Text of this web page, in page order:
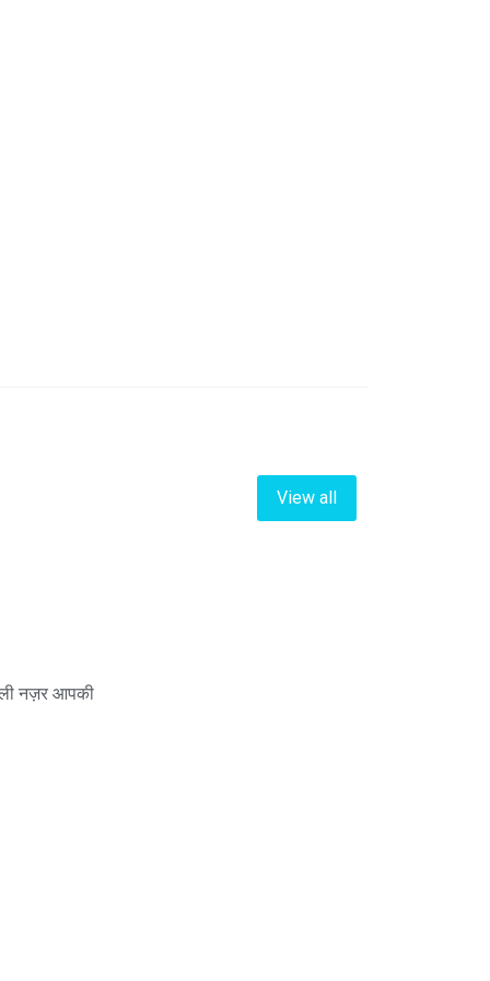
View all
नज़र आपकी